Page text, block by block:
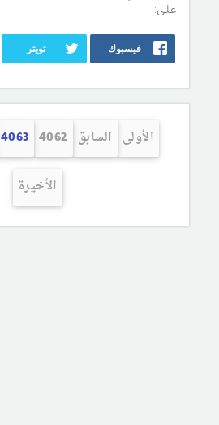
على:
فيسبوك تويتر
الأولى السابق 4062
4063
الأخيرة